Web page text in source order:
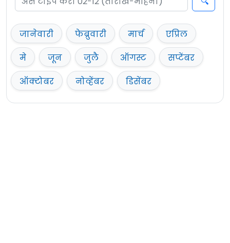
जानेवारी फेब्रुवारी मार्च
एप्रिल
मे
जून जुलै ऑगस्ट
सप्टेंबर
ऑक्टोबर
नोव्हेंबर डिसेंबर